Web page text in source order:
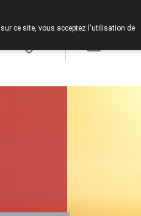
ce site, vous acceptez l'utilisation de